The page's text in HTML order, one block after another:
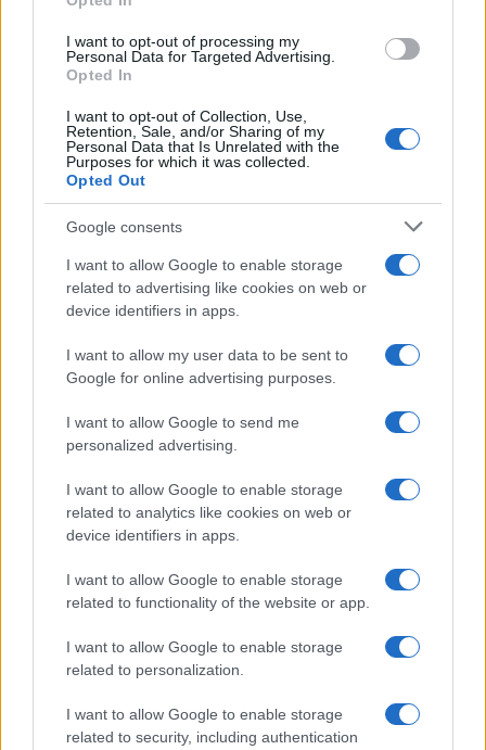
I want to opt-out of processing my
Personal Data for Targeted Advertising.
Opted In
I want to opt-out of Collection, Use,
Retention, Sale, and/or Sharing of my
Personal Data that Is Unrelated with the
Purposes for which it was collected.
Opted Out
Google consents
I want to allow Google to enable storage
related to advertising like cookies on web or
device identifiers in apps.
I want to allow my user data to be sent to
Google for online advertising purposes.
I want to allow Google to send me
personalized advertising.
I want to allow Google to enable storage
related to analytics like cookies on web or
device identifiers in apps.
I want to allow Google to enable storage
related to functionality of the website or app.
I want to allow Google to enable storage
related to personalization.
I want to allow Google to enable storage
related to security, including authentication
Beadási határidő:
Zsűri tagjai:
Harcsa Veronika (énekesnő), Csík János (Csík zenekar),
Dinnyés József (Radnóti-díjas daltulajdonos), Farkas Tibor